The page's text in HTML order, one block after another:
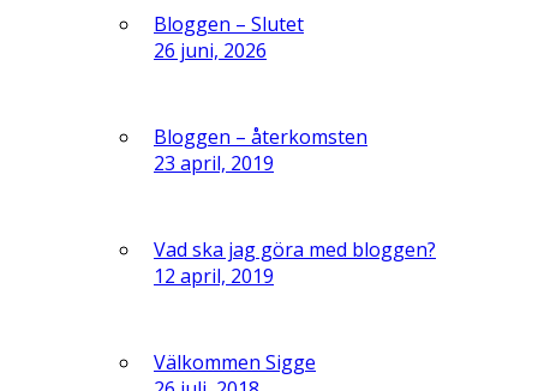
Bloggen – Slutet
26 juni, 2026
Bloggen – återkomsten
23 april, 2019
Vad ska jag göra med bloggen?
12 april, 2019
Välkommen Sigge